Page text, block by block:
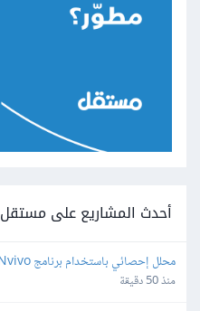
أحدث المشاريع على مستقل
محلل إحصائي باستخدام برنامج Nvivo
منذ 50 دقيقة